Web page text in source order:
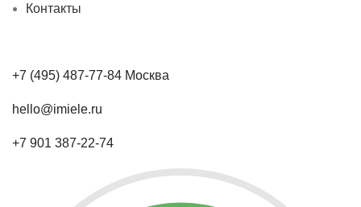
Контакты
+7 (495) 487-77-84 Москва
hello@imiele.ru
+7 901 387-22-74